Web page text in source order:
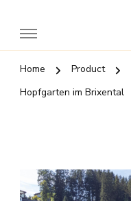
Home Product
Hopfgarten im Brixental